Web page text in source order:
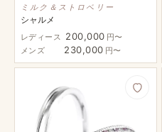
ミルク＆ストロベリー
シャルメ
レディース 200,000 円〜
メンズ
230,000 円〜